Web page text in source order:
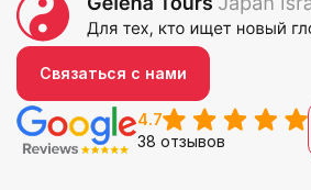
Связаться с нами
4.7
38 отзывов